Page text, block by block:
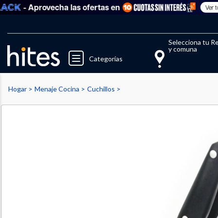
- Aprovecha las ofertas en Ver todo
Categorías
Selecciona tu
y comuna
Llegaste al límite de productos
Hogar Menaje Cocina Cuchillos